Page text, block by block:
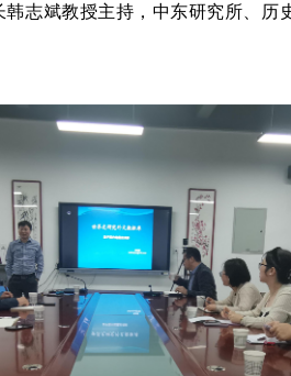
志斌教授主持，中东研究所、历